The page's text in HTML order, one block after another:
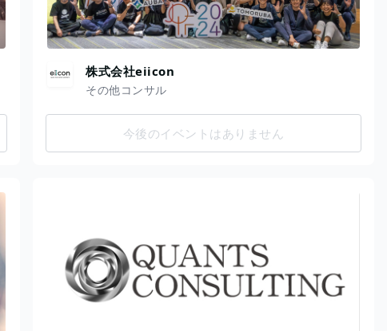
株式会社eiicon
その他コンサル
今後のイベントはありません